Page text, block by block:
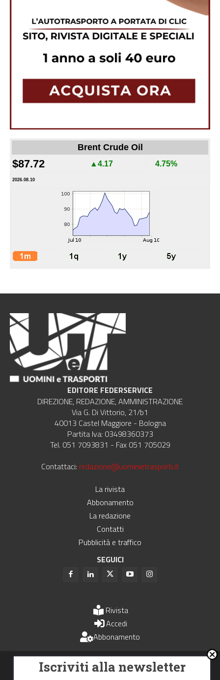
Brent Crude Oil
$87.72 ▲4.17 4.75%
2026.08.10
EDITORE FEDERSERVICE
DIREZIONE, REDAZIONE, AMMINISTRAZIONE
Via G. Di Vittorio, 21/b1
40013 Castel Maggiore - Bologna
Partita Iva: 03498360373
Tel. 051 7093831 - Fax 051 705029
Contattaci: redazione@uominietrasporti.it
La rivista
Abbonamento
La redazione
Contatti
Pubblicità e traffico
SEGUICI
Rivista
Accedi
Abbonamento
Uomini e Trasporti è un periodico associato all'Unione Stampa
Periodica Italiana - USPI
Iscriviti alla newsletter